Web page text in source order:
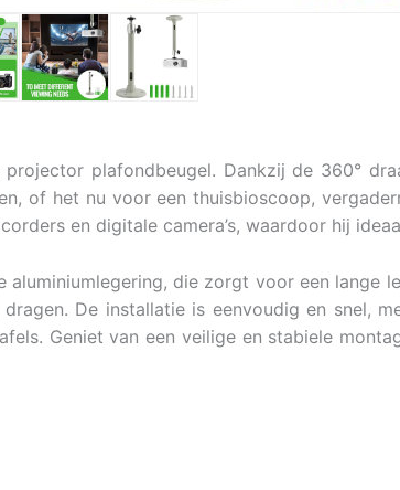
plafondbeugel. Dankzij de 360°
of het nu voor een thuisbioscoop,
en digitale camera’s, waardoor hij
die zorgt voor een lange
De installatie is eenvoudig en snel,
Geniet van een veilige en stabiele